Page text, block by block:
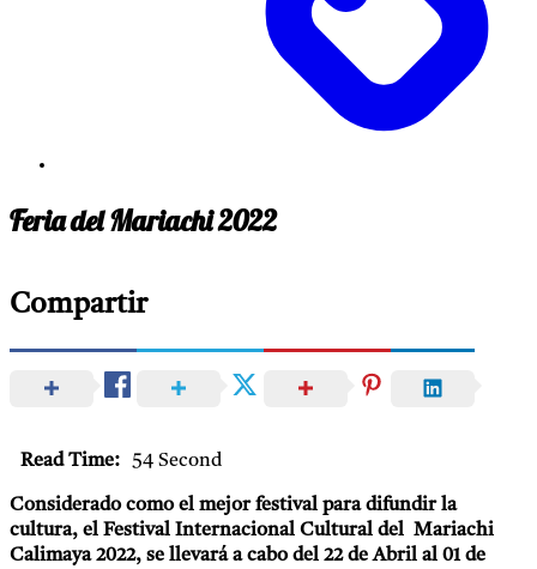
Feria del Mariachi 2022
Compartir
Read Time: 54 Second
Considerado como el mejor festival para difundir la
cultura, el Festival Internacional Cultural del Mariachi
Calimaya 2022, se llevará a cabo del 22 de Abril al 01 de